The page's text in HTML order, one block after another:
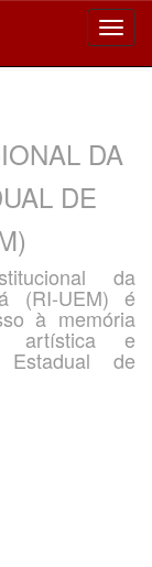
DA
DE
da
(RI-UEM) é
à memória
artística e
Estadual de